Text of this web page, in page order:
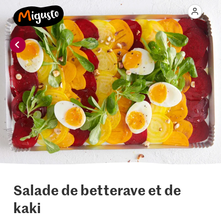
Salade de betterave et de
kaki